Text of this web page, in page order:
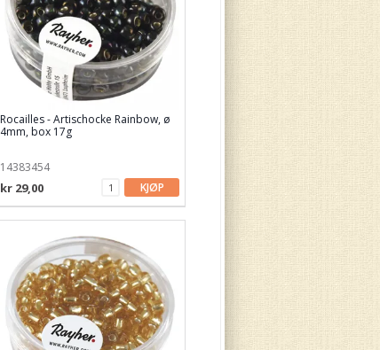
Rocailles - Artischocke Rainbow, ø
4mm, box 17g
14383454
kr 29,00 KJØP